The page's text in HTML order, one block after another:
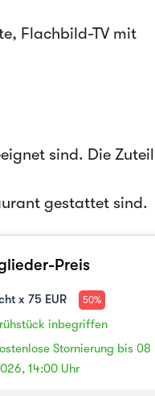
Flachbild-TV mit
sind. Die
gestattet sind.
Preis
x 75 EUR 50%
inbegriffen
Stornierung bis 08
14:00 Uhr